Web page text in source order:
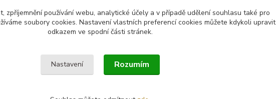
nebo reklamovat zboží
výdejní místo v Šumperku
kontakty
zpříjemnění používání webu, analytické účely a v případě udělení souhlasu také pro
soubory cookies. Nastavení vlastních preferencí cookies můžete kdykoli upravit
odkazem ve spodní části stránek.
Nastavení Rozumím